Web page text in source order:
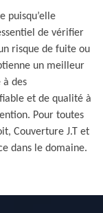
puisqu’elle
de vérifier
risque de fuite ou
un meilleur
à des
et de qualité à
Pour toutes
Couverture J.T et
dans le domaine.